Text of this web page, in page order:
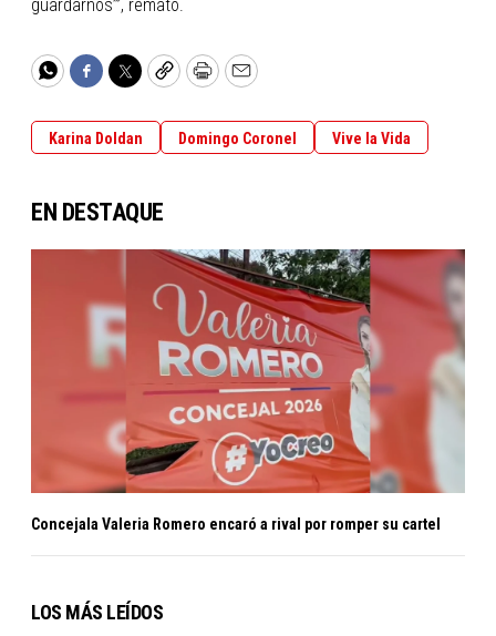
guardarnos’”, remató.
WhatsApp
Facebook
TwitterCopyPrintEmail
Karina Doldan Domingo Coronel Vive la Vida
EN DESTAQUE
Concejala Valeria Romero encaró a rival por romper su cartel
LOS MÁS LEÍDOS